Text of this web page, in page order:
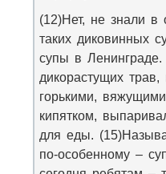
(12)Нет, не знали в
таких диковинных
супы в Ленинграде.
дикорастущих
горькими,
кипятком,
для еды.
по-особенному –